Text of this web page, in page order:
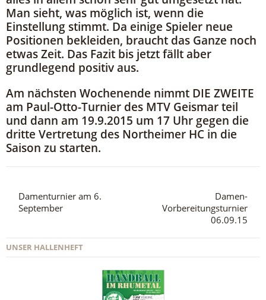
Man sieht, was möglich ist, wenn die
Einstellung stimmt. Da einige Spieler neue
Positionen bekleiden, braucht das Ganze noch
etwas Zeit. Das Fazit bis jetzt fällt aber
grundlegend positiv aus.
Am nächsten Wochenende nimmt DIE ZWEITE
am Paul-Otto-Turnier des MTV Geismar teil
und dann am 19.9.2015 um 17 Uhr gegen die
dritte Vertretung des Northeimer HC in die
Saison zu starten.
Damenturnier am 6.
September
Damen-
Vorbereitungsturnier
06.09.15
UNSER HALLENHEFT